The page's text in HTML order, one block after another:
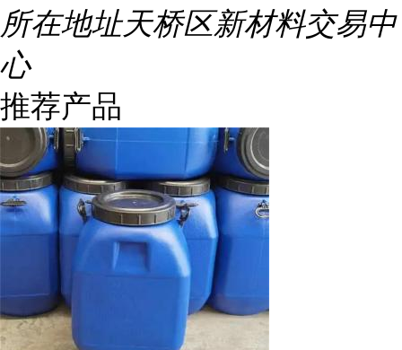
所在地址天桥区新材料交易中
心
推荐产品